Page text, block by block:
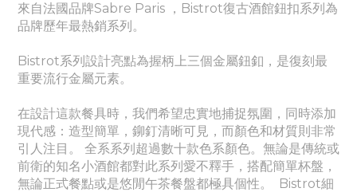
來自法國品牌Sabre Paris ，Bistrot復古酒館鈕扣系列為
品牌歷年最熱銷系列。
Bistrot系列設計亮點為握柄上三個金屬鈕釦，是復刻最
重要流行金屬元素。
在設計這款餐具時，我們希望忠實地捕捉氛圍，同時添加
現代感：造型簡單，鉚釘清晰可見，而顏色和材質則非常
引人注目。 全系系列超過數十款色系顏色。無論是傳統或
前衛的知名小酒館都對此系列愛不釋手，搭配簡單杯盤，
無論正式餐點或是悠閒午茶餐盤都極具個性。
Bistrot細